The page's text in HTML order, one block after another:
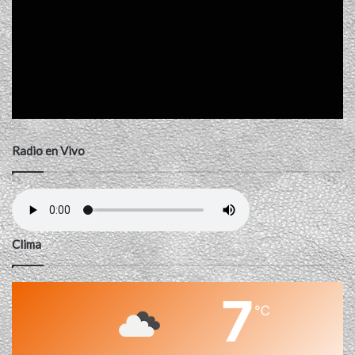
Radio en Vivo
Clima
7℃